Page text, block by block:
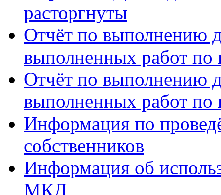
расторгнуты
Отчёт по выполнению
выполненных работ по
Отчёт по выполнению
выполненных работ по
Информация по
собственников
Информация об
МКД